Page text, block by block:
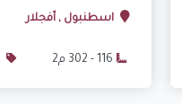
اسطنبول , أفجلار
116 - 302 م2